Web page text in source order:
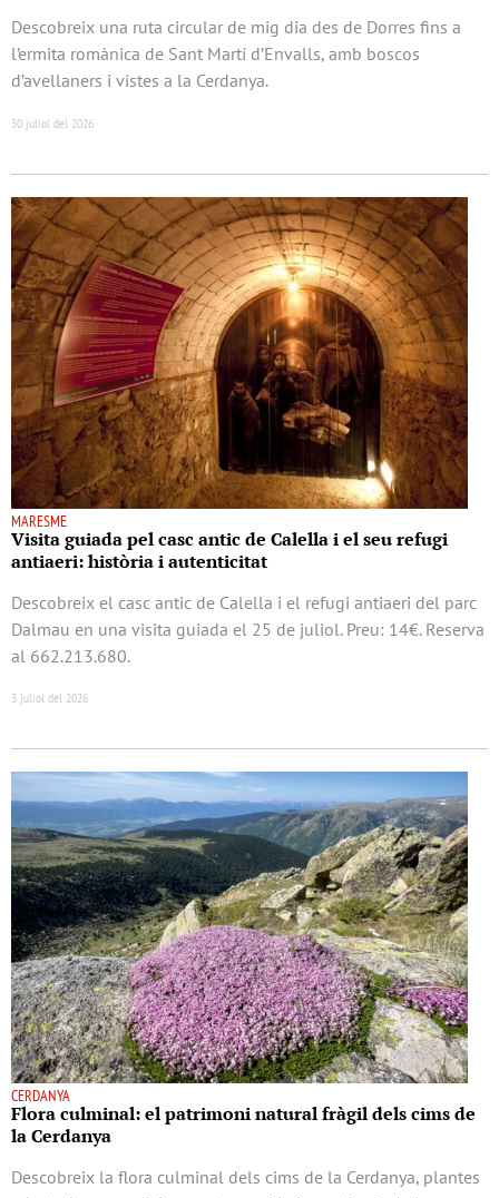
Descobreix una ruta circular de mig dia des de Dorres fins a
l’ermita romànica de Sant Martí d’Envalls, amb boscos
d’avellaners i vistes a la Cerdanya.
30 juliol del 2026
MARESME
Visita guiada pel casc antic de Calella i el seu refugi
antiaeri: història i autenticitat
Descobreix el casc antic de Calella i el refugi antiaeri del parc
Dalmau en una visita guiada el 25 de juliol. Preu: 14€. Reserva
al 662.213.680.
3 juliol del 2026
CERDANYA
Flora culminal: el patrimoni natural fràgil dels cims de
la Cerdanya
Descobreix la flora culminal dels cims de la Cerdanya, plantes